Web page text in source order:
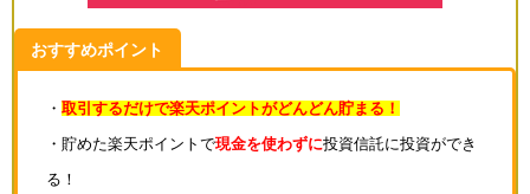
おすすめポイント
・ 取引するだけで楽天ポイントがどんどん貯まる！
・貯めた楽天ポイントで現金を使わずに投資信託に投資ができ
る！